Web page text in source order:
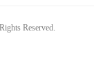
Reserved.